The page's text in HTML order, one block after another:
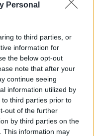
Personal
to third parties, or
information for
the below opt-out
note that after your
continue seeing
information utilized by
third parties prior to
out of the further
by third parties on the
This information may
πεδίου.
σε νέες τεχνικές.
με προοπτικές